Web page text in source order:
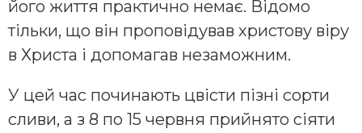
його життя практично немає. Відомо
тільки, що він проповідував христову віру
в Христа і допомагав незаможним.
У цей час починають цвісти пізні сорти
сливи, а з 8 по 15 червня прийнято сіяти